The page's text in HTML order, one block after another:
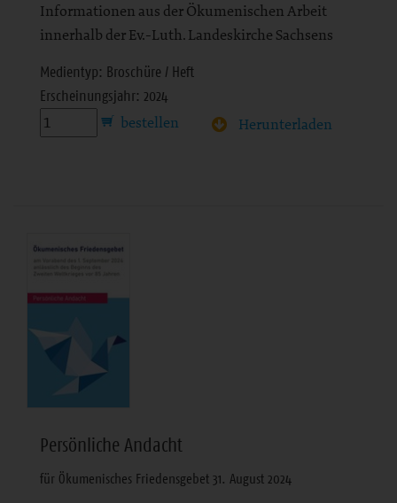
Informationen aus der Ökumenischen Arbeit
innerhalb der Ev.-Luth. Landeskirche Sachsens
Medientyp: Broschüre / Heft
Erscheinungsjahr: 2024
Herunterladen
Persönliche Andacht
für Ökumenisches Friedensgebet 31. August 2024